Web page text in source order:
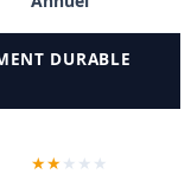
DURABLE